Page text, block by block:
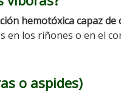
hemotóxica capaz
en los riñones o en el
o aspides)